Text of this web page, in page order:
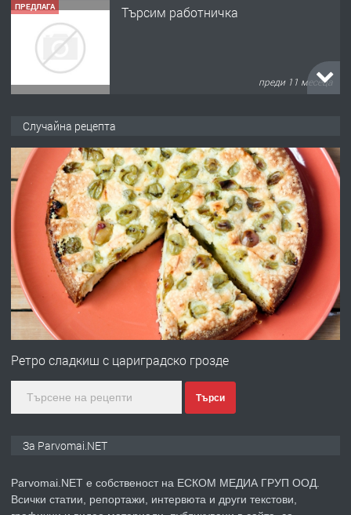
ПРЕДЛАГА Търсим работничка
преди 11 месеца
преди 1 година
ПРЕДЛАГА Работа за общи работници
преди 1 година
ПРЕДЛАГА
Първи поход "По стъпките на Ангел
преди 1 година
Случайна рецепта
Ретро сладкиш с цариградско грозде
Търси
За Parvomai.NET
Parvomai.NET е собственост на ЕСКОМ МЕДИА ГРУП ООД.
Всички статии, репортажи, интервюта и други текстови,